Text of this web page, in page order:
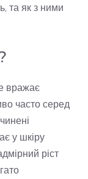
та як з ними
вражає
часто серед
у шкіру
ріст